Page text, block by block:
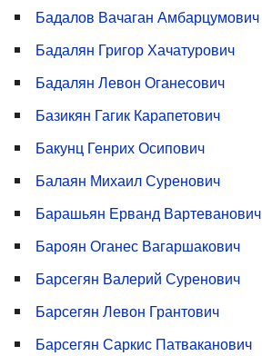
Бадалов Вачаган Амбарцумович
Бадалян Григор Хачатурович
Бадалян Левон Оганесович
Базикян Гагик Карапетович
Бакунц Генрих Осипович
Балаян Михаил Суренович
Барашьян Ерванд Вартеванович
Бароян Оганес Вагаршакович
Барсегян Валерий Суренович
Барсегян Левон Грантович
Барсегян Саркис Патваканович